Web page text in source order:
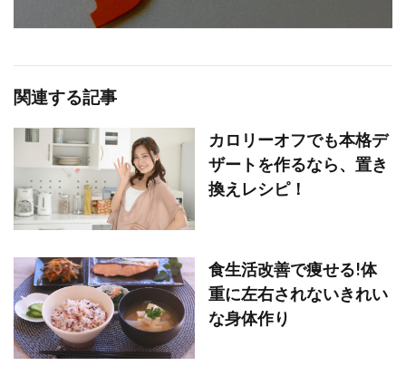
関連する記事
カロリーオフでも本格デ
ザートを作るなら、置き
換えレシピ！
食生活改善で痩せる!体
重に左右されないきれい
な身体作り